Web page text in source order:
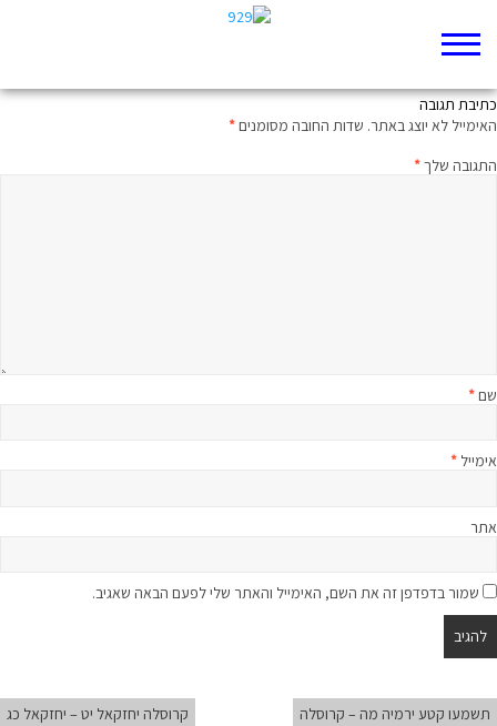
כתיבת תגובה
האימייל לא יוצג באתר. שדות החובה מסומנים*
התגובה שלך*
שם*
אימייל *
אתר
שמור בדפדפן זה את השם, האימייל והאתר שלי לפעם הבאה שאגיב.
תשמעו קטע ירמיה מה – קרוסלה קרוסלה יחזקאל יט – יחזקאל כג